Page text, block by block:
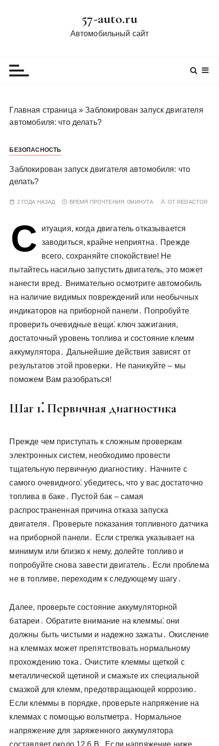
57-auto.ru
Автомобильный сайт
Главная страница »Заблокирован запуск двигателя
автомобиля: что делать?
БЕЗОПАСНОСТЬ
Заблокирован запуск двигателя автомобиля: что
делать?
2 ГОДА НАЗАД ВРЕМЯ ПРОЧТЕНИЯ:0МИНУТА ОТ REDACTOR
С
итуация, когда двигатель отказывается
заводиться, крайне неприятна․ Прежде
всего, сохраняйте спокойствие! Не
пытайтесь насильно запустить двигатель, это может
нанести вред․ Внимательно осмотрите автомобиль
на наличие видимых повреждений или необычных
индикаторов на приборной панели․ Попробуйте
проверить очевидные вещи⁚ ключ зажигания,
достаточный уровень топлива и состояние клемм
аккумулятора․ Дальнейшие действия зависят от
результатов этой проверки․ Не паникуйте – мы
поможем Вам разобраться!
Шаг 1⁚ Первичная диагностика
Прежде чем приступать к сложным проверкам
электронных систем, необходимо провести
тщательную первичную диагностику․ Начните с
самого очевидного⁚ убедитесь, что у вас достаточно
топлива в баке․ Пустой бак – самая
распространенная причина отказа запуска
двигателя․ Проверьте показания топливного датчика
на приборной панели․ Если стрелка указывает на
минимум или близко к нему, долейте топливо и
попробуйте снова завести двигатель․ Если проблема
не в топливе, переходим к следующему шагу․
Далее, проверьте состояние аккумуляторной
батареи․ Обратите внимание на клеммы⁚ они
должны быть чистыми и надежно зажаты․ Окисление
на клеммах может препятствовать нормальному
прохождению тока․ Очистите клеммы щеткой с
металлической щетиной и смажьте их специальной
смазкой для клемм, предотвращающей коррозию․
Если клеммы в порядке, проверьте напряжение на
клеммах с помощью вольтметра․ Нормальное
напряжение для заряженного аккумулятора
составляет около 12,6 В․ Если напряжение ниже,